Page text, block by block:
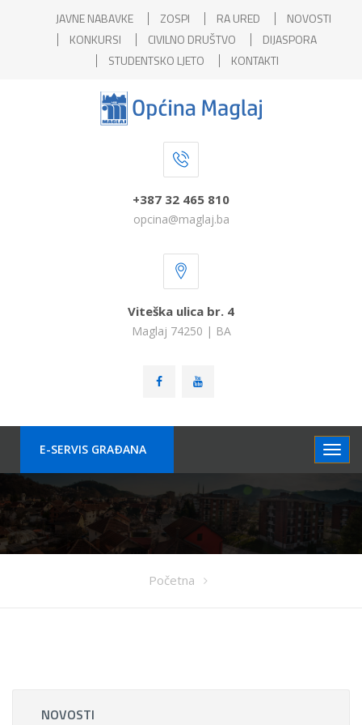
JAVNE NABAVKE ZOSPI RA URED
NOVOSTI
KONKURSI
CIVILNO DRUŠTVO
DIJASPORA
STUDENTSKO LJETO
KONTAKTI
+387 32 465 810
opcina@maglaj.ba
Viteška ulica br. 4
Maglaj 74250 | BA
E-SERVIS GRAÐANA
Početna
NOVOSTI